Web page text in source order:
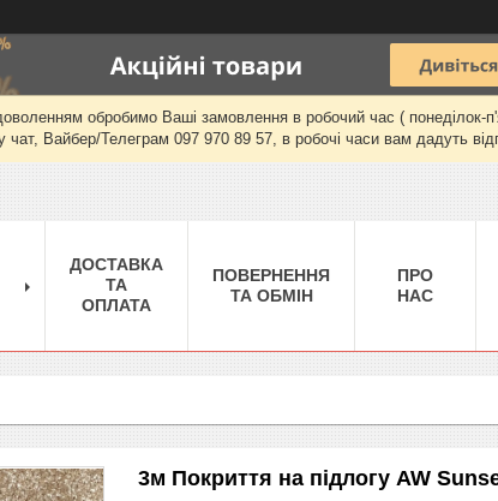
обробимо Ваші замовлення в робочий час ( понеділок-
чат, Вайбер/Телеграм 097 970 89 57, в робочі часи вам дадуть
ДОСТАВКА
ТА
ОПЛАТА
ПОВЕРНЕННЯ
ТА ОБМІН
ПРО
НАС
3м Покриття на підлогу AW